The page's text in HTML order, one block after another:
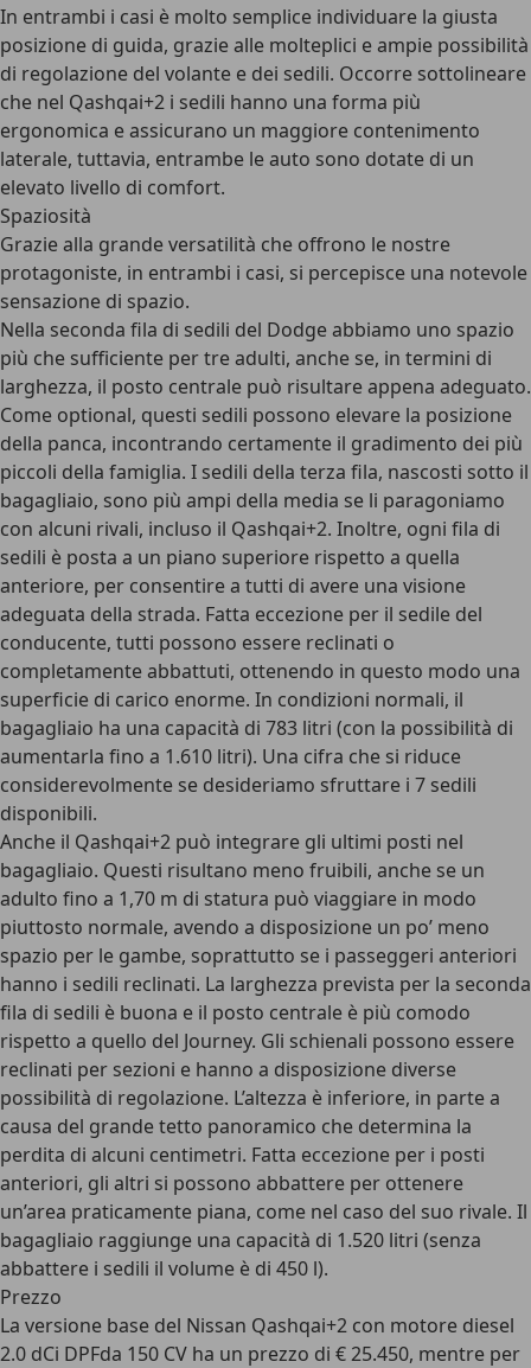
In entrambi i casi è molto semplice individuare la giusta
posizione di guida, grazie alle molteplici e ampie possibilità
di regolazione del volante e dei sedili. Occorre sottolineare
che nel Qashqai+2 i sedili hanno una forma più
ergonomica e assicurano un maggiore contenimento
laterale, tuttavia, entrambe le auto sono dotate di un
elevato livello di comfort.
Spaziosità
Grazie alla grande versatilità che offrono le nostre
protagoniste, in entrambi i casi, si percepisce una notevole
sensazione di spazio.
Nella seconda fila di sedili del Dodge abbiamo uno spazio
più che sufficiente per tre adulti, anche se, in termini di
larghezza, il posto centrale può risultare appena adeguato.
Come optional, questi sedili possono elevare la posizione
della panca, incontrando certamente il gradimento dei più
piccoli della famiglia. I sedili della terza fila, nascosti sotto il
bagagliaio, sono più ampi della media se li paragoniamo
con alcuni rivali, incluso il Qashqai+2. Inoltre, ogni fila di
sedili è posta a un piano superiore rispetto a quella
anteriore, per consentire a tutti di avere una visione
adeguata della strada. Fatta eccezione per il sedile del
conducente, tutti possono essere reclinati o
completamente abbattuti, ottenendo in questo modo una
superficie di carico enorme. In condizioni normali, il
bagagliaio ha una capacità di 783 litri (con la possibilità di
aumentarla fino a 1.610 litri). Una cifra che si riduce
considerevolmente se desideriamo sfruttare i 7 sedili
disponibili.
Anche il Qashqai+2 può integrare gli ultimi posti nel
bagagliaio. Questi risultano meno fruibili, anche se un
adulto fino a 1,70 m di statura può viaggiare in modo
piuttosto normale, avendo a disposizione un po’ meno
spazio per le gambe, soprattutto se i passeggeri anteriori
hanno i sedili reclinati. La larghezza prevista per la seconda
fila di sedili è buona e il posto centrale è più comodo
rispetto a quello del Journey. Gli schienali possono essere
reclinati per sezioni e hanno a disposizione diverse
possibilità di regolazione. L’altezza è inferiore, in parte a
causa del grande tetto panoramico che determina la
perdita di alcuni centimetri. Fatta eccezione per i posti
anteriori, gli altri si possono abbattere per ottenere
un’area praticamente piana, come nel caso del suo rivale. Il
bagagliaio raggiunge una capacità di 1.520 litri (senza
abbattere i sedili il volume è di 450 l).
Prezzo
La versione base del Nissan Qashqai+2 con motore diesel
2.0 dCi DPFda 150 CV ha un prezzo di € 25.450, mentre per